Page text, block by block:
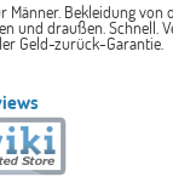
Männer. Bekleidung
und draußen. Schnell.
Geld-zurück-Garantie.